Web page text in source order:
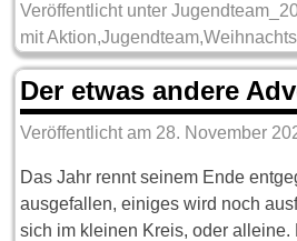
Veröffentlicht unter
mitAktion,Jugendteam,
Der etwas andere
Veröffentlicht am 28. November
Das Jahr rennt seinem Ende
ausgefallen, einiges wird noch
sich im kleinen Kreis, oder